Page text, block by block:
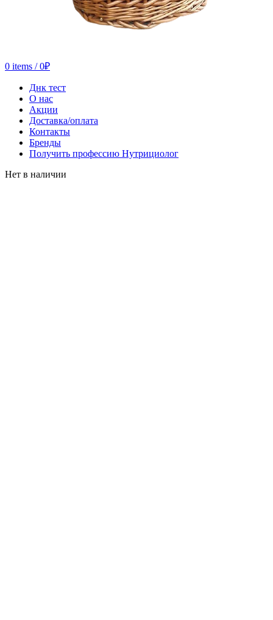
0 items / 0₽
Днк тест
О нас
Акции
Доставка/оплата
Контакты
Бренды
Получить профессию Нутрициолог
Нет в наличии